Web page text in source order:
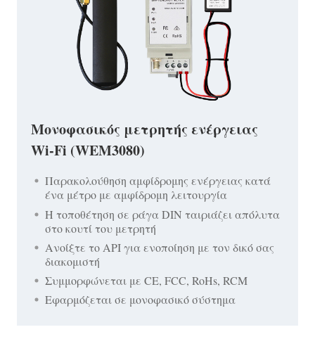
Μονοφασικός μετρητής ενέργειας
Wi-Fi (WEM3080)
Παρακολούθηση αμφίδρομης ενέργειας κατά
ένα μέτρο με αμφίδρομη λειτουργία
Η τοποθέτηση σε ράγα DIN ταιριάζει απόλυτα
στο κουτί του μετρητή
Ανοίξτε το API για ενοποίηση με τον δικό σας
διακομιστή
Συμμορφώνεται με CE, FCC, RoHs, RCM
Εφαρμόζεται σε μονοφασικό σύστημα